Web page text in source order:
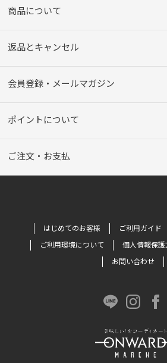
商品について
返品とキャンセル
会員登録・メールマガジン
ポイントについて
ご注文・お支払
はじめてのお客様 ご利用ガイド
ご利用環境について
個人情報保護
お問い合わせ